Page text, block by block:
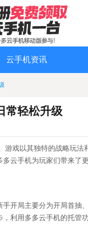
云手机资讯
常轻松升级
游戏以其独特的战略玩法
云手机为玩家们带来了
开局主要分为开局首抽
利用多多云手机的托管